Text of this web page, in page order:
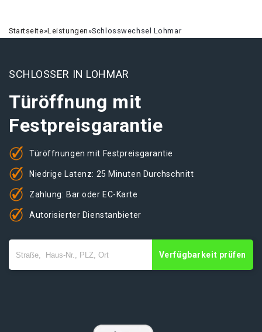
Startseite»Leistungen»Schlosswechsel Lohmar
SCHLOSSER IN LOHMAR
Türöffnung mit
Festpreisgarantie
Türöffnungen mit Festpreisgarantie
Niedrige Latenz: 25 Minuten Durchschnitt
Zahlung: Bar oder EC-Karte
Autorisierter Dienstanbieter
Verfügbarkeit prüfen